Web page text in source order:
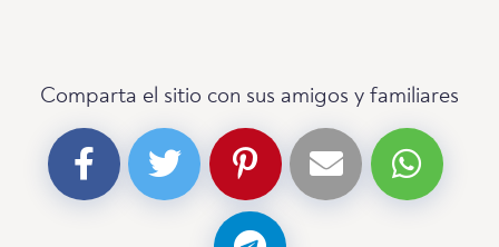
Comparta el sitio con sus amigos y familiares